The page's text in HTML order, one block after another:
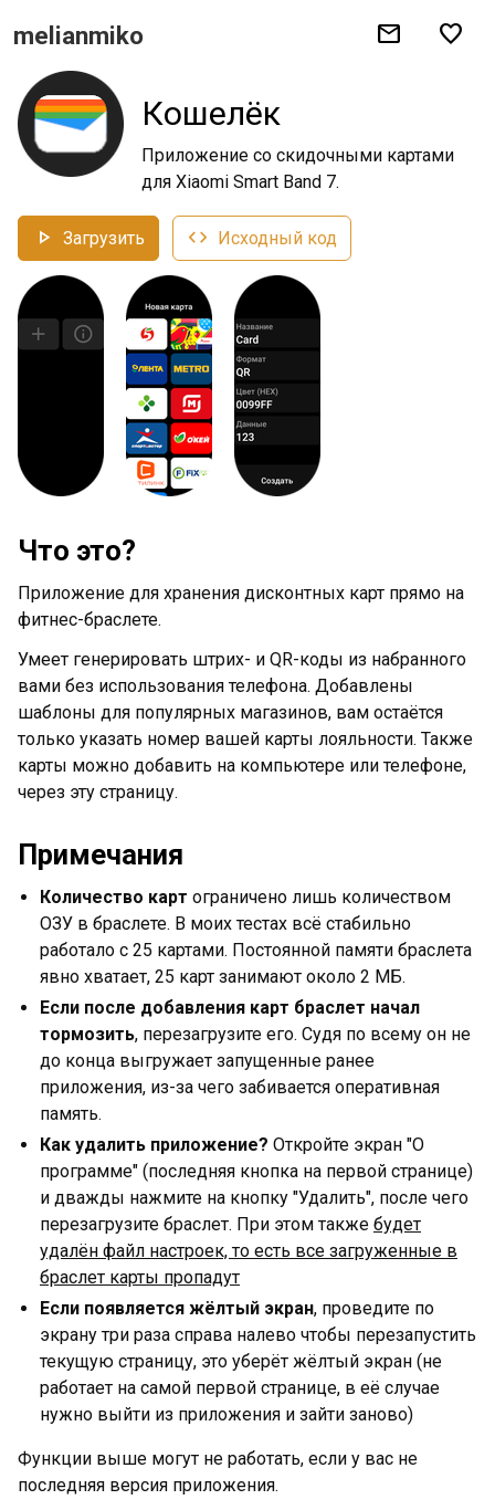
melianmiko mail favorite
Кошелёк
Приложение со скидочными картами
для Xiaomi Smart Band 7.
play_arrow Загрузить code Исходный код
Что это?
Приложение для хранения дисконтных карт прямо на
фитнес-браслете.
Умеет генерировать штрих- и QR-коды из набранного
вами без использования телефона. Добавлены
шаблоны для популярных магазинов, вам остаётся
только указать номер вашей карты лояльности. Также
карты можно добавить на компьютере или телефоне,
через эту страницу.
Примечания
Количество карт ограничено лишь количеством
ОЗУ в браслете. В моих тестах всё стабильно
работало с 25 картами. Постоянной памяти браслета
явно хватает, 25 карт занимают около 2 МБ.
Если после добавления карт браслет начал
тормозить, перезагрузите его. Судя по всему он не
до конца выгружает запущенные ранее
приложения, из-за чего забивается оперативная
память.
Как удалить приложение? Откройте экран "О
программе" (последняя кнопка на первой странице)
и дважды нажмите на кнопку "Удалить", после чего
перезагрузите браслет. При этом также будет
удалён файл настроек, то есть все загруженные в
браслет карты пропадут
Если появляется жёлтый экран, проведите по
экрану три раза справа налево чтобы перезапустить
текущую страницу, это уберёт жёлтый экран (не
работает на самой первой странице, в её случае
нужно выйти из приложения и зайти заново)
Функции выше могут не работать, если у вас не
последняя версия приложения.